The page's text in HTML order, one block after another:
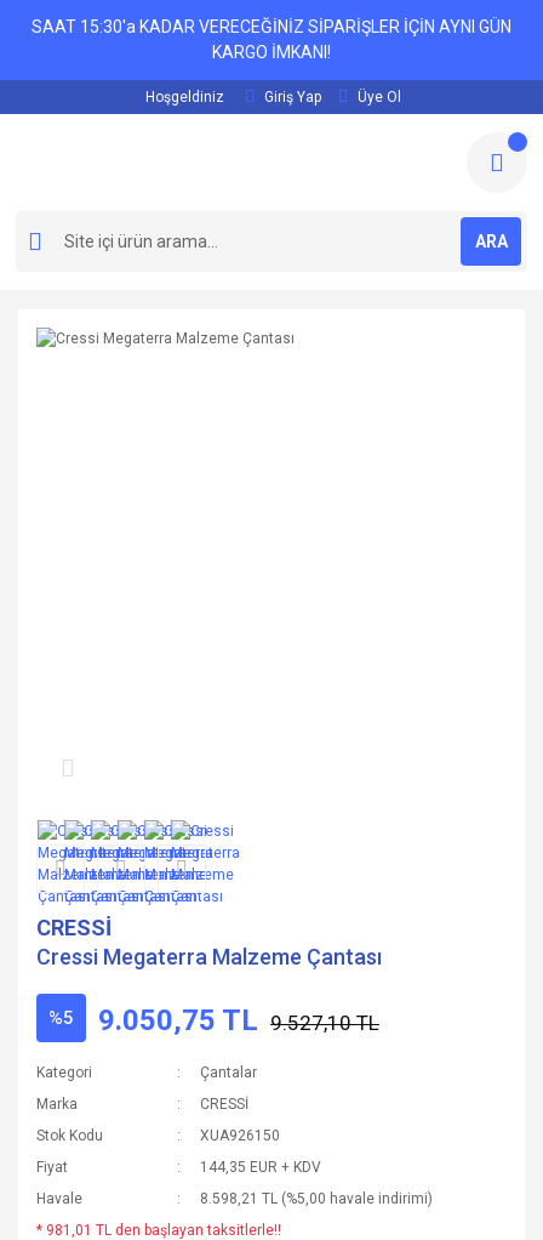
SAAT 15:30'a KADAR VERECEĞİNİZ SİPARİŞLER İÇİN AYNI GÜN
KARGO İMKANI!
Hoşgeldiniz Giriş Yap Üye Ol
ARA
CRESSİ
Cressi Megaterra Malzeme Çantası
%5 9.050,75 TL 9.527,10 TL
Kategori
Çantalar
Marka
CRESSİ
Stok Kodu
XUA926150
Fiyat
144,35 EUR + KDV
Havale
8.598,21 TL (%5,00 havale indirimi)
* 981,01 TL den başlayan taksitlerle!!